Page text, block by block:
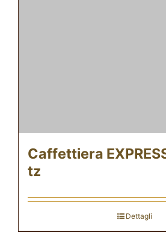
Caffettiera
tz
Dettagli